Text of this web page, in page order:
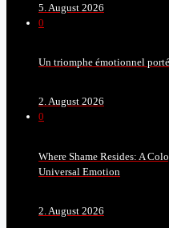
5. August 2026
0
Un triomphe émotionnel
2. August 2026
0
Where Shame Resides: A
Universal Emotion
2. August 2026